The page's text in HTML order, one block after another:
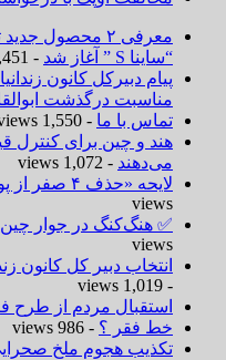
“ساینا S ” آغاز شد
- 2,451 views
پیام دبیرکل کانون
مناسبت درگذشت
تماس با ما - 1,550 views
هند و چین برای
می‌دهند - 1,072 views
لایحه «حذف ۴ صفر از پول ملی» به مجلس رفت
views
✅ هنگ‌کنگ در جوار چین
views
انتخاب دبیر کل کانون
- 1,019 views
استقبال مردم از
خط فقر ؟ - 986 views
تکذیب هجوم ملخ